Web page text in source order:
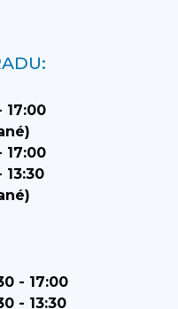
17:00
17:00
13:30
- 17:00
- 13:30